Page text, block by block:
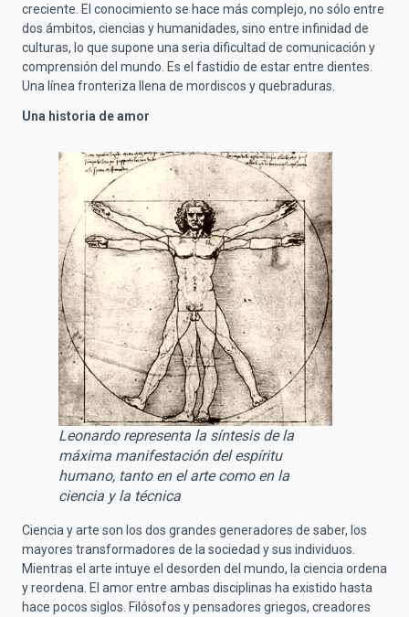
creciente. El conocimiento se hace más complejo, no sólo entre
dos ámbitos, ciencias y humanidades, sino entre infinidad de
culturas, lo que supone una seria dificultad de comunicación y
comprensión del mundo. Es el fastidio de estar entre dientes.
Una línea fronteriza llena de mordiscos y quebraduras.
Una historia de amor
Leonardo representa la síntesis de la
máxima manifestación del espíritu
humano, tanto en el arte como en la
ciencia y la técnica
Ciencia y arte son los dos grandes generadores de saber, los
mayores transformadores de la sociedad y sus individuos.
Mientras el arte intuye el desorden del mundo, la ciencia ordena
y reordena. El amor entre ambas disciplinas ha existido hasta
hace pocos siglos. Filósofos y pensadores griegos, creadores